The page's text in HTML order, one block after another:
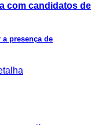
com candidatos de
presença de